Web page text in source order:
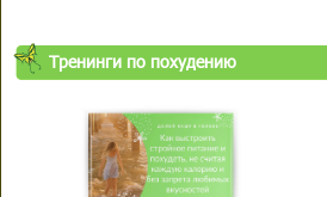
Тренинги по похудению